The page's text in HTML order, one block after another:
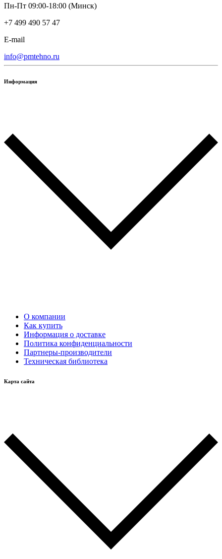
Пн-Пт 09:00-18:00 (Минск)
+7 499 490 57 47
E-mail
info@pmtehno.ru
Информация
О компании
Как купить
Информация о доставке
Политика конфиденциальности
Партнеры-производители
Техническая библиотека
Карта сайта